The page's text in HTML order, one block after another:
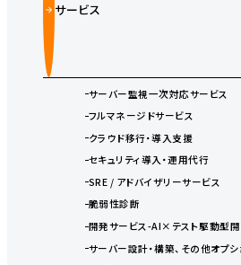
サービス
サーバー監視一次対応サービス
フルマネージドサービス
クラウド移行・導入支援
セキュリティ導入・運用代行
SRE / アドバイザリーサービス
脆弱性診断
開発サービス-AI×テスト駆動型
サーバー設計・構築、その他オプシ